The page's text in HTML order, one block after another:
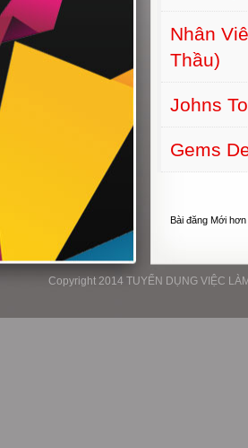
Nhân
Thầu)
Johns
Gems
Bài đăng Mới hơn
Copyright 2014 TUYỂN DỤNG VIỆC